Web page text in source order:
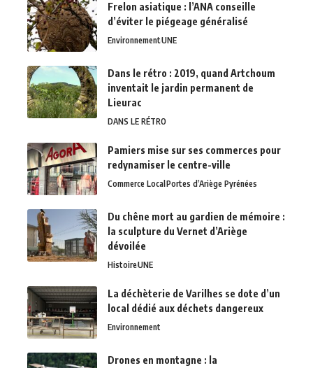
Frelon asiatique : l’ANA conseille
d’éviter le piégeage généralisé
EnvironnementUNE
Dans le rétro : 2019, quand Artchoum
inventait le jardin permanent de
Lieurac
DANS LE RÉTRO
Pamiers mise sur ses commerces pour
redynamiser le centre-ville
Commerce LocalPortes d’Ariège Pyrénées
Du chêne mort au gardien de mémoire :
la sculpture du Vernet d’Ariège
dévoilée
HistoireUNE
La déchèterie de Varilhes se dote d’un
local dédié aux déchets dangereux
Environnement
Drones en montagne : la